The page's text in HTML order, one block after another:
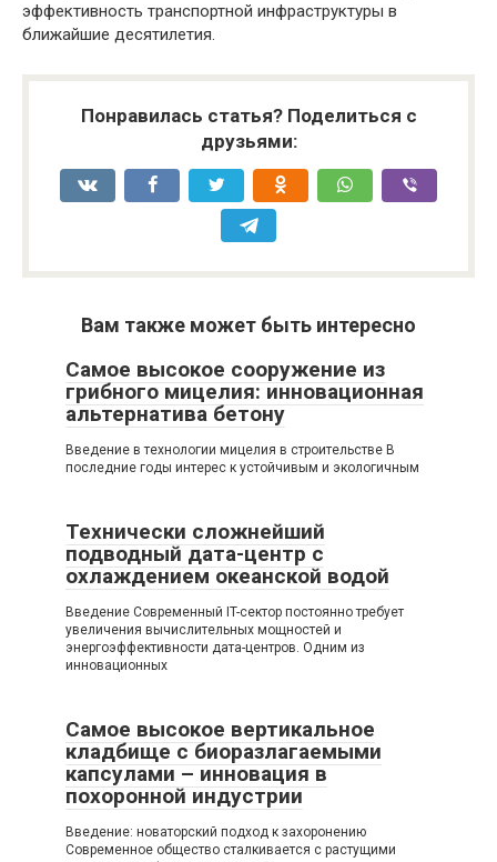
эффективность транспортной инфраструктуры в
ближайшие десятилетия.
Понравилась статья? Поделиться с
друзьями:
Вам также может быть интересно
Самое высокое сооружение из
грибного мицелия: инновационная
альтернатива бетону
Введение в технологии мицелия в строительстве В
последние годы интерес к устойчивым и экологичным
Технически сложнейший
подводный дата-центр с
охлаждением океанской водой
Введение Современный IT-сектор постоянно требует
увеличения вычислительных мощностей и
энергоэффективности дата-центров. Одним из
инновационных
Самое высокое вертикальное
кладбище с биоразлагаемыми
капсулами – инновация в
похоронной индустрии
Введение: новаторский подход к захоронению
Современное общество сталкивается с растущими